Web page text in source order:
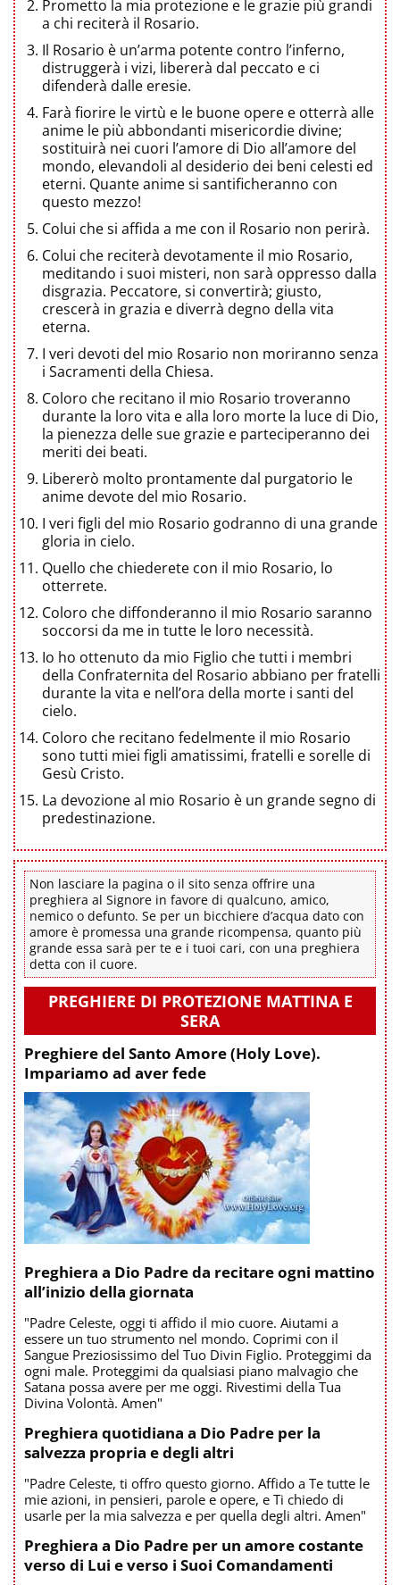
Prometto la mia protezione e le grazie più grandi
a chi reciterà il Rosario.
Il Rosario è un’arma potente contro l’inferno,
distruggerà i vizi, libererà dal peccato e ci
difenderà dalle eresie.
Farà fiorire le virtù e le buone opere e otterrà alle
anime le più abbondanti misericordie divine;
sostituirà nei cuori l’amore di Dio all’amore del
mondo, elevandoli al desiderio dei beni celesti ed
eterni. Quante anime si santificheranno con
questo mezzo!
Colui che si affida a me con il Rosario non perirà.
Colui che reciterà devotamente il mio Rosario,
meditando i suoi misteri, non sarà oppresso dalla
disgrazia. Peccatore, si convertirà; giusto,
crescerà in grazia e diverrà degno della vita
eterna.
I veri devoti del mio Rosario non moriranno senza
i Sacramenti della Chiesa.
Coloro che recitano il mio Rosario troveranno
durante la loro vita e alla loro morte la luce di Dio,
la pienezza delle sue grazie e parteciperanno dei
meriti dei beati.
Libererò molto prontamente dal purgatorio le
anime devote del mio Rosario.
I veri figli del mio Rosario godranno di una grande
gloria in cielo.
Quello che chiederete con il mio Rosario, lo
otterrete.
Coloro che diffonderanno il mio Rosario saranno
soccorsi da me in tutte le loro necessità.
Io ho ottenuto da mio Figlio che tutti i membri
della Confraternita del Rosario abbiano per fratelli
durante la vita e nell’ora della morte i santi del
cielo.
Coloro che recitano fedelmente il mio Rosario
sono tutti miei figli amatissimi, fratelli e sorelle di
Gesù Cristo.
La devozione al mio Rosario è un grande segno di
predestinazione.
Non lasciare la pagina o il sito senza offrire una
preghiera al Signore in favore di qualcuno, amico,
nemico o defunto. Se per un bicchiere d’acqua dato con
amore è promessa una grande ricompensa, quanto più
grande essa sarà per te e i tuoi cari, con una preghiera
detta con il cuore.
PREGHIERE DI PROTEZIONE MATTINA E
SERA
Preghiere del Santo Amore (Holy Love).
Impariamo ad aver fede
Preghiera a Dio Padre da recitare ogni mattino
all’inizio della giornata
"Padre Celeste, oggi ti affido il mio cuore. Aiutami a
essere un tuo strumento nel mondo. Coprimi con il
Sangue Preziosissimo del Tuo Divin Figlio. Proteggimi da
ogni male. Proteggimi da qualsiasi piano malvagio che
Satana possa avere per me oggi. Rivestimi della Tua
Divina Volontà. Amen"
Preghiera quotidiana a Dio Padre per la
salvezza propria e degli altri
"Padre Celeste, ti offro questo giorno. Affido a Te tutte le
mie azioni, in pensieri, parole e opere, e Ti chiedo di
usarle per la mia salvezza e per quella degli altri. Amen"
Preghiera a Dio Padre per un amore costante
verso di Lui e verso i Suoi Comandamenti